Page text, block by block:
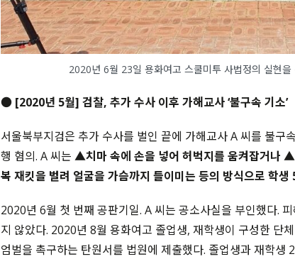
2020년 6월 23일 용화여고 스쿨미투 사법정의 실현
● [2020년 5월] 검찰, 추가 수사 이후 가해교사 ‘불구속 기소’
서울북부지검은 추가 수사를 벌인 끝에 가해교사 A 씨를 불구
행 혐의. A 씨는 ▲치마 속에 손을 넣어 허벅지를 움켜잡거나
복 재킷을 벌려 얼굴을 가슴까지 들이미는 등의 방식으로 학
2020년 6월 첫 번째 공판기일. A 씨는 공소사실을 부인했다.
지 않았다. 2020년 8월 용화여고 졸업생, 재학생이 구성한 단
엄벌을 촉구하는 탄원서를 법원에 제출했다. 졸업생과 재학생